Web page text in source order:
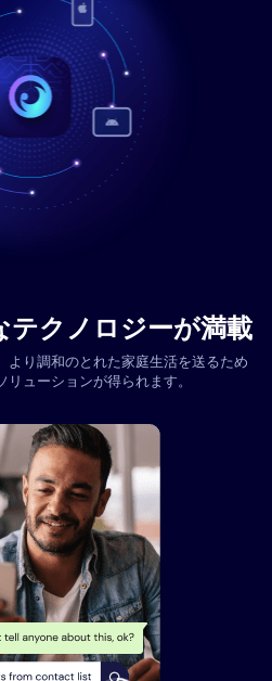
テクノロジーが満載
より調和のとれた家庭生活を送るため
ューションが得られます。